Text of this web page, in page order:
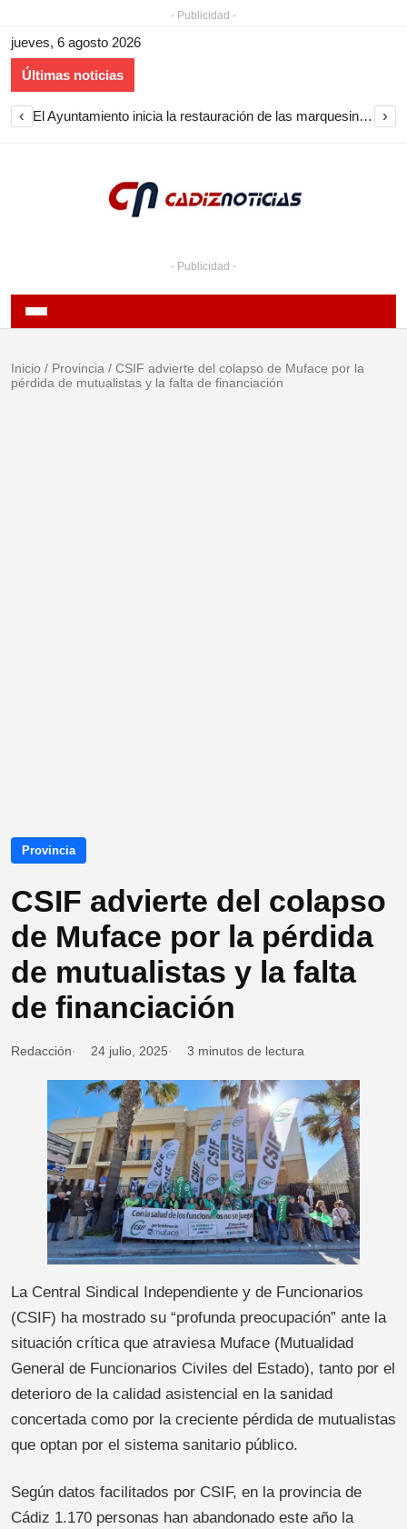
- Publicidad -
jueves, 6 agosto 2026
Últimas noticias
‹ El Ayuntamiento inicia la restauración de las marquesinas de Plaza Esteve para volver a instalarlas en el centro de Jerez ›
- Publicidad -
Inicio / Provincia / CSIF advierte del colapso de Muface por la
pérdida de mutualistas y la falta de financiación
Provincia
CSIF advierte del colapso
de Muface por la pérdida
de mutualistas y la falta
de financiación
Redacción 24 julio, 2025 3 minutos de lectura
La Central Sindical Independiente y de Funcionarios
(CSIF) ha mostrado su “profunda preocupación” ante la
situación crítica que atraviesa Muface (Mutualidad
General de Funcionarios Civiles del Estado), tanto por el
deterioro de la calidad asistencial en la sanidad
concertada como por la creciente pérdida de mutualistas
que optan por el sistema sanitario público.
Según datos facilitados por CSIF, en la provincia de
Cádiz 1.170 personas han abandonado este año la